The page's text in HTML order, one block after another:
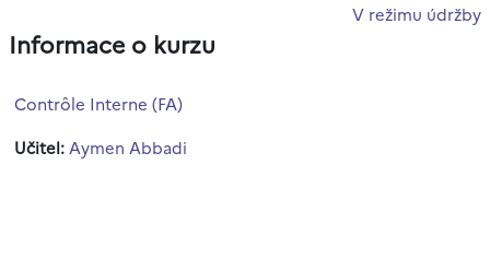
V režimu údržby
Informace o kurzu
Contrôle Interne (FA)
Učitel: Aymen Abbadi